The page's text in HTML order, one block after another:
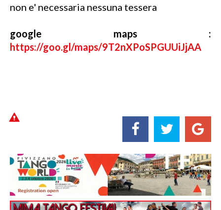
non e' necessaria nessuna tessera
google maps :
https://goo.gl/maps/9T2nXPoSPGUUiJjAA